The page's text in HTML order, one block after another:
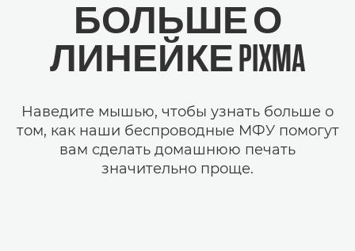
БОЛЬШЕ О
ЛИНЕЙКЕ PIXMA
Наведите мышью, чтобы узнать больше о
том, как наши беспроводные МФУ помогут
вам сделать домашнюю печать
значительно проще.